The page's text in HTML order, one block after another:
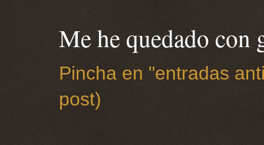
Me he quedado con
Pincha en "entradas
post)